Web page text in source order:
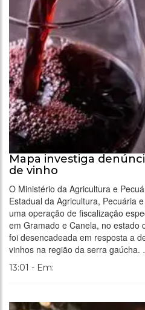
Mapa investiga
de vinho
O Ministério da Agricultura e
Estadual da Agricultura, Pecuária
uma operação de fiscalização
em Gramado e Canela, no estado
foi desencadeada em resposta a
vinhos na região da serra
13:01 - Em: